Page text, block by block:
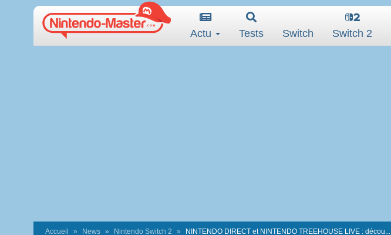
Actu Tests Switch Switch 2
Accueil News Nintendo Switch 2 NINTENDO DIRECT et NINTENDO TREEHOUSE LIVE : décou...